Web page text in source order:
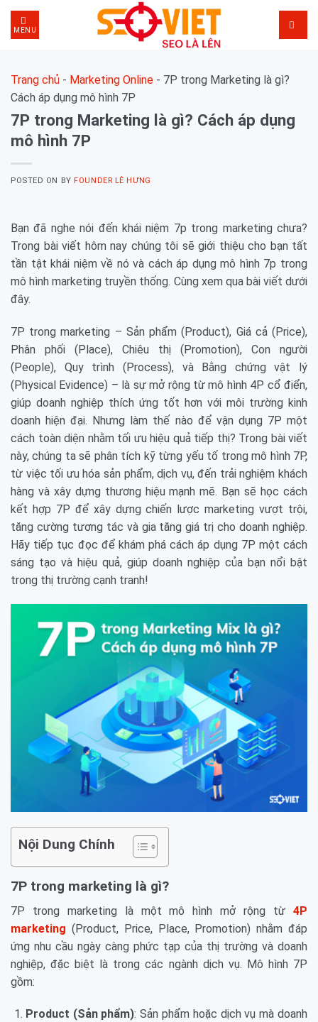
Skip
content
MENU
Trang chủ - Marketing Online - 7P trong Marketing là gì?
Cách áp dụng mô hình 7P
7P trong Marketing là gì? Cách áp dụng
mô hình 7P
POSTED ON BYFOUNDER LÊ HƯNG
Bạn đã nghe nói đến khái niệm 7p trong marketing chưa?
Trong bài viết hôm nay chúng tôi sẽ giới thiệu cho bạn tất
tần tật khái niệm về nó và cách áp dụng mô hình 7p trong
mô hình marketing truyền thống. Cùng xem qua bài viết dưới
đây.
7P trong marketing – Sản phẩm (Product), Giá cả (Price),
Phân phối (Place), Chiêu thị (Promotion), Con người
(People), Quy trình (Process), và Bằng chứng vật lý
(Physical Evidence) – là sự mở rộng từ mô hình 4P cổ điển,
giúp doanh nghiệp thích ứng tốt hơn với môi trường kinh
doanh hiện đại. Nhưng làm thế nào để vận dụng 7P một
cách toàn diện nhằm tối ưu hiệu quả tiếp thị? Trong bài viết
này, chúng ta sẽ phân tích kỹ từng yếu tố trong mô hình 7P,
từ việc tối ưu hóa sản phẩm, dịch vụ, đến trải nghiệm khách
hàng và xây dựng thương hiệu mạnh mẽ. Bạn sẽ học cách
kết hợp 7P để xây dựng chiến lược marketing vượt trội,
tăng cường tương tác và gia tăng giá trị cho doanh nghiệp.
Hãy tiếp tục đọc để khám phá cách áp dụng 7P một cách
sáng tạo và hiệu quả, giúp doanh nghiệp của bạn nổi bật
trong thị trường cạnh tranh!
Nội Dung Chính
7P trong marketing là gì?
7P trong marketing là một mô hình mở rộng từ 4P
marketing (Product, Price, Place, Promotion) nhằm đáp
ứng nhu cầu ngày càng phức tạp của thị trường và doanh
nghiệp, đặc biệt là trong các ngành dịch vụ. Mô hình 7P
gồm:
Product (Sản phẩm): Sản phẩm hoặc dịch vụ mà doanh